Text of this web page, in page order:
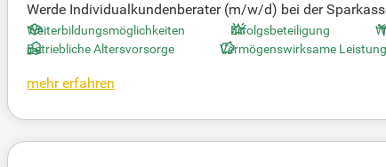
Werde Individualkundenberater (m/w/d) bei der
e Kundenbeziehungen aufzubauen und erstklassige
h gezieltes Mentoring und strukturierte Fortbildung. Du
sse Oberhessen!
Weiterbildungsmöglichkeiten Erfolgsbeteiligung
Betriebliche Altersvorsorge
Vermögenswirksame
mehr erfahren